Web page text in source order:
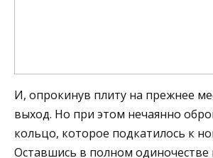
И, опрокинув плиту на прежнее
выход. Но при этом нечаянно
кольцо, которое подкатилось к
Оставшись в полном одиночестве